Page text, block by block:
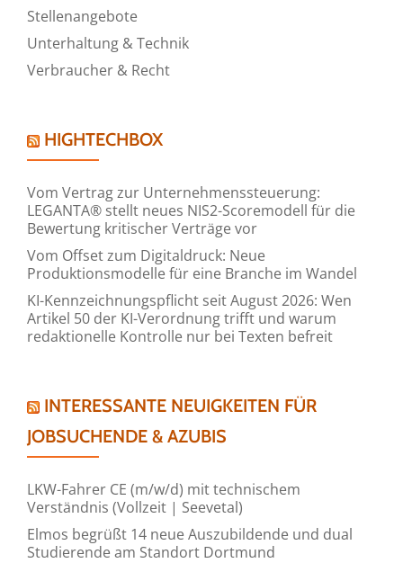
Stellenangebote
Unterhaltung & Technik
Verbraucher & Recht
HIGHTECHBOX
Vom Vertrag zur Unternehmenssteuerung:
LEGANTA® stellt neues NIS2-Scoremodell für die
Bewertung kritischer Verträge vor
Vom Offset zum Digitaldruck: Neue
Produktionsmodelle für eine Branche im Wandel
KI-Kennzeichnungspflicht seit August 2026: Wen
Artikel 50 der KI-Verordnung trifft und warum
redaktionelle Kontrolle nur bei Texten befreit
INTERESSANTE NEUIGKEITEN FÜR
JOBSUCHENDE & AZUBIS
LKW-Fahrer CE (m/w/d) mit technischem
Verständnis (Vollzeit | Seevetal)
Elmos begrüßt 14 neue Auszubildende und dual
Studierende am Standort Dortmund